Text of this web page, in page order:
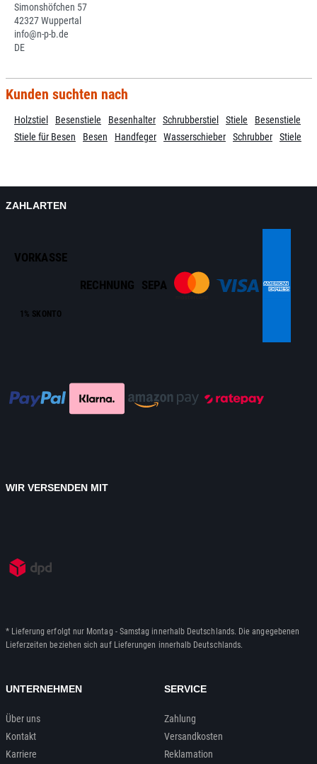
Simonshöfchen 57
42327 Wuppertal
info@n-p-b.de
DE
Kunden suchten nach
Holzstiel Besenstiele Besenhalter Schrubberstiel Stiele
Besenstiele
Stiele für Besen
Besen Handfeger Wasserschieber Schrubber Stiele
ZAHLARTEN
VORKASSE
1% SKONTO
RECHNUNG SEPA
WIR VERSENDEN MIT
* Lieferung erfolgt nur Montag - Samstag innerhalb Deutschlands. Die angegebenen
Lieferzeiten beziehen sich auf Lieferungen innerhalb Deutschlands.
UNTERNEHMEN
Über uns
Kontakt
Karriere
SERVICE
Zahlung
Versandkosten
Reklamation